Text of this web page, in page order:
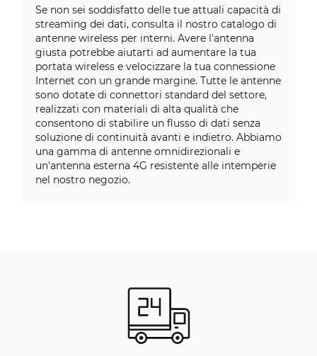
Se non sei soddisfatto delle tue attuali capacità di
streaming dei dati, consulta il nostro catalogo di
antenne wireless per interni. Avere l'antenna
giusta potrebbe aiutarti ad aumentare la tua
portata wireless e velocizzare la tua connessione
Internet con un grande margine. Tutte le antenne
sono dotate di connettori standard del settore,
realizzati con materiali di alta qualità che
consentono di stabilire un flusso di dati senza
soluzione di continuità avanti e indietro. Abbiamo
una gamma di antenne omnidirezionali e
un'antenna esterna 4G resistente alle intemperie
nel nostro negozio.